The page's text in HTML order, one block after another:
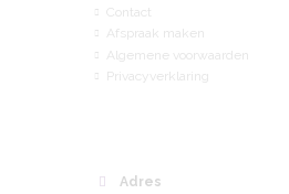
Contact
Afspraak maken
Algemene voorwaarden
Privacyverklaring
Adres